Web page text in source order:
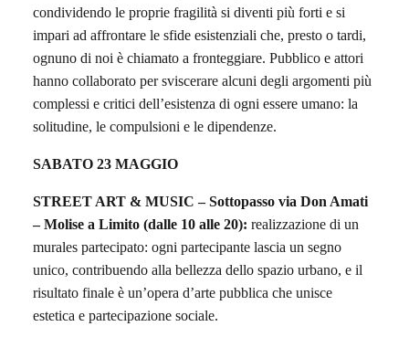
condividendo le proprie fragilità si diventi più forti e si
impari ad affrontare le sfide esistenziali che, presto o tardi,
ognuno di noi è chiamato a fronteggiare. Pubblico e attori
hanno collaborato per sviscerare alcuni degli argomenti più
complessi e critici dell’esistenza di ogni essere umano: la
solitudine, le compulsioni e le dipendenze.
SABATO 23 MAGGIO
STREET ART & MUSIC – Sottopasso via Don Amati
– Molise a Limito (dalle 10 alle 20): realizzazione di un
murales partecipato: ogni partecipante lascia un segno
unico, contribuendo alla bellezza dello spazio urbano, e il
risultato finale è un’opera d’arte pubblica che unisce
estetica e partecipazione sociale.